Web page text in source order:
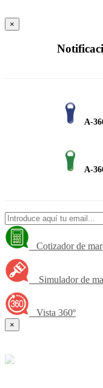
×
A-
A-
Cotizador de
Simulador de
Vista 360º
×